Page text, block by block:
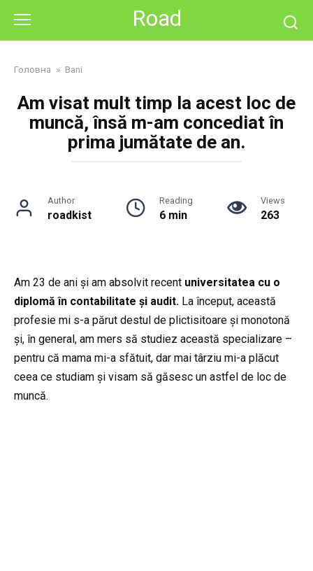
content
Road
Головна » Bani
Am visat mult timp la acest loc de
muncă, însă m-am concediat în
prima jumătate de an.
Author
roadkist
Reading
6 min
Views
263
Am 23 de ani și am absolvit recent universitatea cu o
diplomă în contabilitate și audit. La început, această
profesie mi s-a părut destul de plictisitoare și monotonă
și, în general, am mers să studiez această specializare –
pentru că mama mi-a sfătuit, dar mai târziu mi-a plăcut
ceea ce studiam și visam să găsesc un astfel de loc de
muncă.